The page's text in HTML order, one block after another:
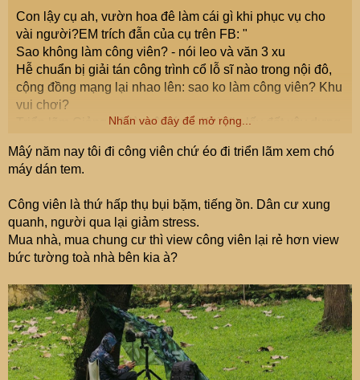
suốt ngày này.
Lúc nào cũng làm công viên, trong khi tiền méo đâu ra mà
làm, mà làm rồi nó có vào đó đâu. Mấy cái công viên kiểu
này chỉ phục vụ mấy tay có nhà ở gần đó vào chim chuột,
đái bậy mà thôi.
Mẹ, suốt ngày đọc cmt ba xu mệt mỏi quá, hỡi anh em
Con lậy cụ ah, vườn hoa đê làm cái gì khi phục vụ cho
vài người?EM trích đẫn của cụ trên FB: "
Sao không làm công viên? - nói leo và văn 3 xu
Hễ chuẩn bị giải tán công trình cổ lỗ sĩ nào trong nội đô,
cộng đồng mạng lại nhao lên: sao ko làm công viên? Khu
vui chơi?
Triển lãm Giảng Võ là một ví dụ. Khi Vin lấy đất xây dựng
Nhưng Đào Hoa Đảo Chủ tin rằng, có cả vạn ông phản
đối đã từng kéo sang Triển lãm Quốc gia hình con rùa ở
Nếu ko cho DN xây nhà bán thì làm gì có cái trung tâm
triển lãm quốc gia tầm quốc tế như vậy?
Khu Cao Xà Lá buộc phải giải tán, vì vị trí ko phù hợp.
Cả triệu ông lại ồ lên "sao ko xây công viên?".
Nếu làm cái công viên ở đây thì phục vụ ai? Nhẽ mấy
triệu ông mõm mạng chạy đến công viên Cao Xà Lá chơi
tí rồi về à? Ko biết các ông đã đến Thủ Lệ, Bách Thảo, Lê
Nin, Cầu Giấy, Yên Sở... lần nào chưa? Viết đến đây tôi
mới nhớ 20 năm qua chả đến công viên cccccc nào. Chỉ
chơi công viên nội khu chỗ mình ở thôi. Giờ hẹn gái vào
Nhấn vào đây để mở rộng...
Mâý năm nay tôi đi công viên chứ éo đi triển lãm xem chó
máy dán tem.
Công viên là thứ hấp thụ bụi bặm, tiếng ồn. Dân cư xung
quanh, người qua lại giảm stress.
Mua nhà, mua chung cư thì view công viên lại rẻ hơn view
bức tường toà nhà bên kia à?